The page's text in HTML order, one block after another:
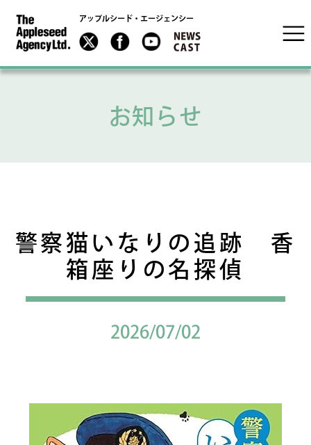
アップルシード・エージェンシー
お知らせ
警察猫いなりの追跡 香
箱座りの名探偵
2026/07/02